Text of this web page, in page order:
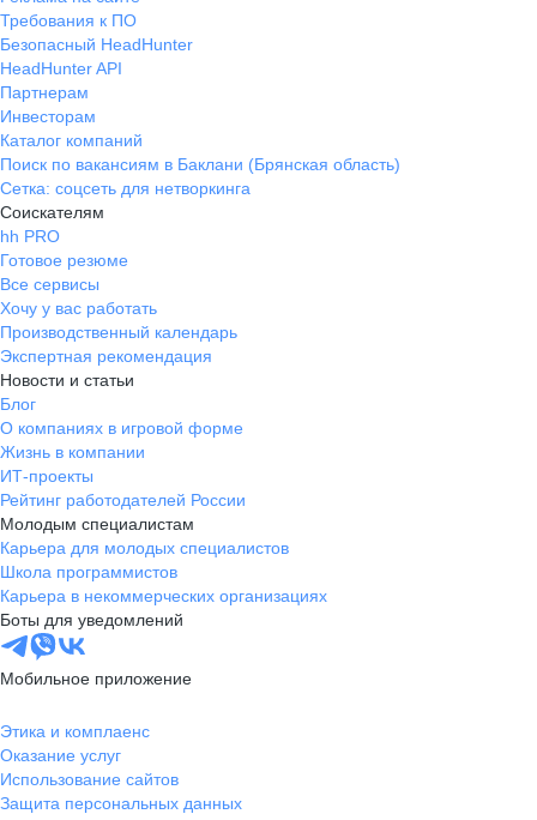
Требования к ПО
Безопасный HeadHunter
HeadHunter API
Партнерам
Инвесторам
Каталог компаний
Поиск по вакансиям в Баклани (Брянская область)
Сетка: соцсеть для нетворкинга
Соискателям
hh PRO
Готовое резюме
Все сервисы
Хочу у вас работать
Производственный календарь
Экспертная рекомендация
Новости и статьи
Блог
О компаниях в игровой форме
Жизнь в компании
ИТ-проекты
Рейтинг работодателей России
Молодым специалистам
Карьера для молодых специалистов
Школа программистов
Карьера в некоммерческих организациях
Боты для уведомлений
Мобильное приложение
Этика и комплаенс
Оказание услуг
Использование сайтов
Защита персональных данных